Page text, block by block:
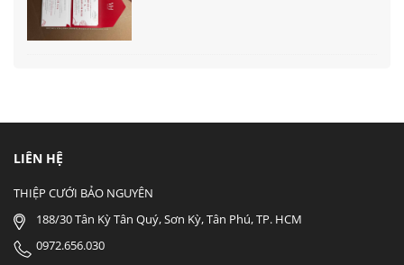
LIÊN HỆ
THIỆP CƯỚI BẢO NGUYÊN
188/30 Tân Kỳ Tân Quý, Sơn Kỳ, Tân Phú, TP. HCM
0972.656.030